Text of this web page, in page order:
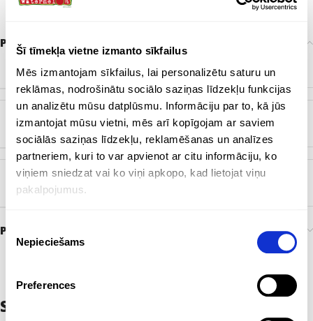
Šī tīmekļa vietne izmanto sīkfailus
Mēs izmantojam sīkfailus, lai personalizētu saturu un
reklāmas, nodrošinātu sociālo saziņas līdzekļu funkcijas
un analizētu mūsu datplūsmu. Informāciju par to, kā jūs
izmantojat mūsu vietni, mēs arī kopīgojam ar saviem
sociālās saziņas līdzekļu, reklamēšanas un analīzes
partneriem, kuri to var apvienot ar citu informāciju, ko
viņiem sniedzat vai ko viņi apkopo, kad lietojat viņu
pakalpojumus.
Piekrišanas
izvēle
Nepieciešams
Preferences
Papildu informācija
ZĪMOLS
Bez zīmola
KRĀSA Bēšīgs ,Gaiši zaļš,
BIRKA
Preces pasūtīšana un piegāde
Saistītie produkti